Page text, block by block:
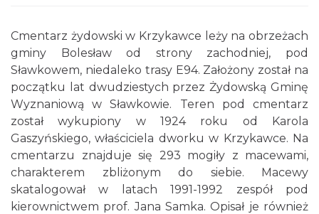
Cmentarz żydowski w Krzykawce leży na obrzeżach
gminy Bolesław od strony zachodniej, pod
Sławkowem, niedaleko trasy E94. Założony został na
początku lat dwudziestych przez Żydowską Gminę
Wyznaniową w Sławkowie. Teren pod cmentarz
został wykupiony w 1924 roku od Karola
Gaszyńskiego, właściciela dworku w Krzykawce. Na
cmentarzu znajduje się 293 mogiły z macewami,
charakterem zbliżonym do siebie. Macewy
skatalogował w latach 1991-1992 zespół pod
kierownictwem prof. Jana Samka. Opisał je również